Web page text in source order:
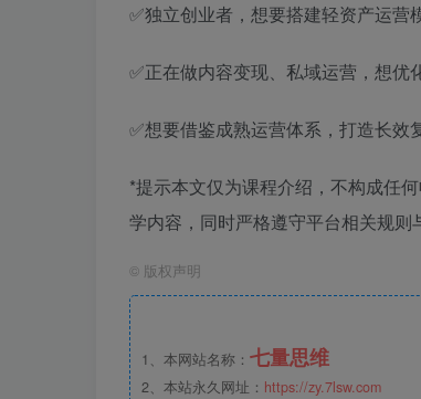
✅独立创业者，想要搭建轻资产运营
✅正在做内容变现、私域运营，想
✅想要借鉴成熟运营体系，打造长效
*提示本文仅为课程介绍，不构成任
学内容，同时严格遵守平台相关规则
© 版权声明
1、本网站名称： 七量思维
2、本站永久网址： https://zy.7lsw.com